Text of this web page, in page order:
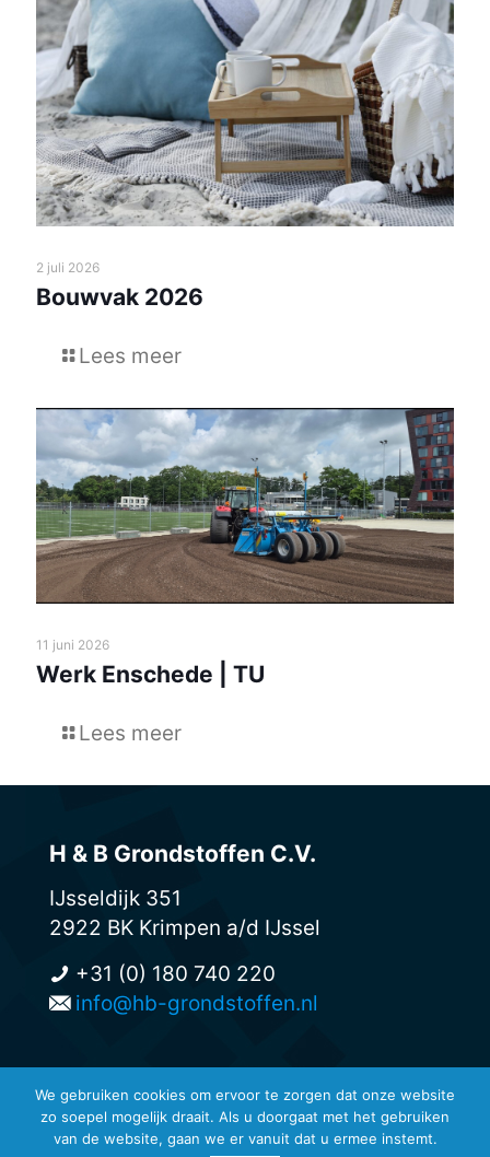
2 juli 2026
Bouwvak 2026
Lees meer
11 juni 2026
Werk Enschede | TU
Lees meer
H & B Grondstoffen C.V.
IJsseldijk 351
2922 BK Krimpen a/d IJssel
+31 (0) 180 740 220
info@hb-grondstoffen.nl
© H & B Grondstoffen -
Privacyreglement en disclaimers-
We gebruiken cookies om ervoor te zorgen dat onze website
zo soepel mogelijk draait. Als u doorgaat met het gebruiken
van de website, gaan we er vanuit dat u ermee instemt.